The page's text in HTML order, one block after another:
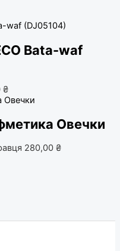
Bata-waf
₴
Овечки
280,00 ₴